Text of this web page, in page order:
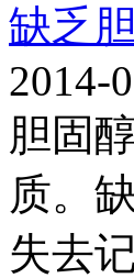
缺乏
2014-
胆固
质。
失去